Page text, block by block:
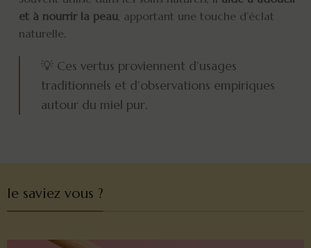
et à nourrir la peau, apportant une touche d’éclat
naturelle.
💡 Ces vertus proviennent d’usages
traditionnels et d’observations empiriques
autour du miel pur.
le saviez vous ?